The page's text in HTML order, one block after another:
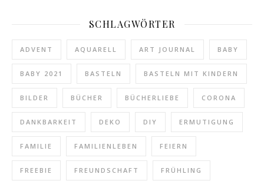
SCHLAGWÖRTER
ADVENT AQUARELL ART JOURNAL BABY
BABY 2021 BASTELN BASTELN MIT KINDERN
BILDER BÜCHER BÜCHERLIEBE CORONA
DANKBARKEIT DEKO DIY ERMUTIGUNG
FAMILIE FAMILIENLEBEN FEIERN
FREEBIE FREUNDSCHAFT FRÜHLING